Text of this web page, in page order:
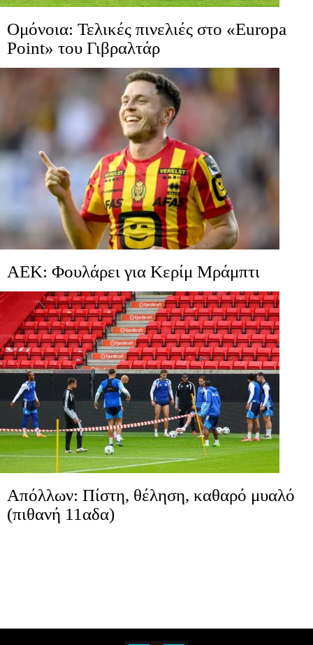
Ομόνοια: Τελικές πινελιές στο «Europa
Point» του Γιβραλτάρ
ΑΕΚ: Φουλάρει για Κερίμ Μράμπτι
Απόλλων: Πίστη, θέληση, καθαρό μυαλό
(πιθανή 11αδα)